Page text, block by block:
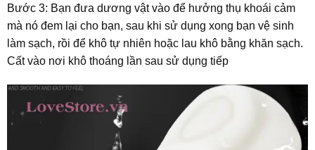
Bước 3: Bạn đưa dương vật vào để hưởng thụ khoái cảm
mà nó đem lại cho bạn, sau khi sử dụng xong bạn vệ sinh
làm sạch, rồi để khô tự nhiên hoặc lau khô bằng khăn sạch.
Cất vào nơi khô thoáng lần sau sử dụng tiếp